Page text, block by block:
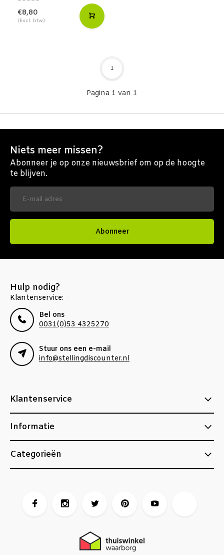
€8,80
(Excl. btw)
Pagina 1 van 1
1
Niets meer missen?
Abonneer je op onze nieuwsbrief om op de hoogte
te blijven.
Abonneer
Hulp nodig?
Klantenservice:
Bel ons
0031(0)53 4325270
Stuur ons een e-mail
info@stellingdiscounter.nl
Klantenservice
Informatie
Categorieën